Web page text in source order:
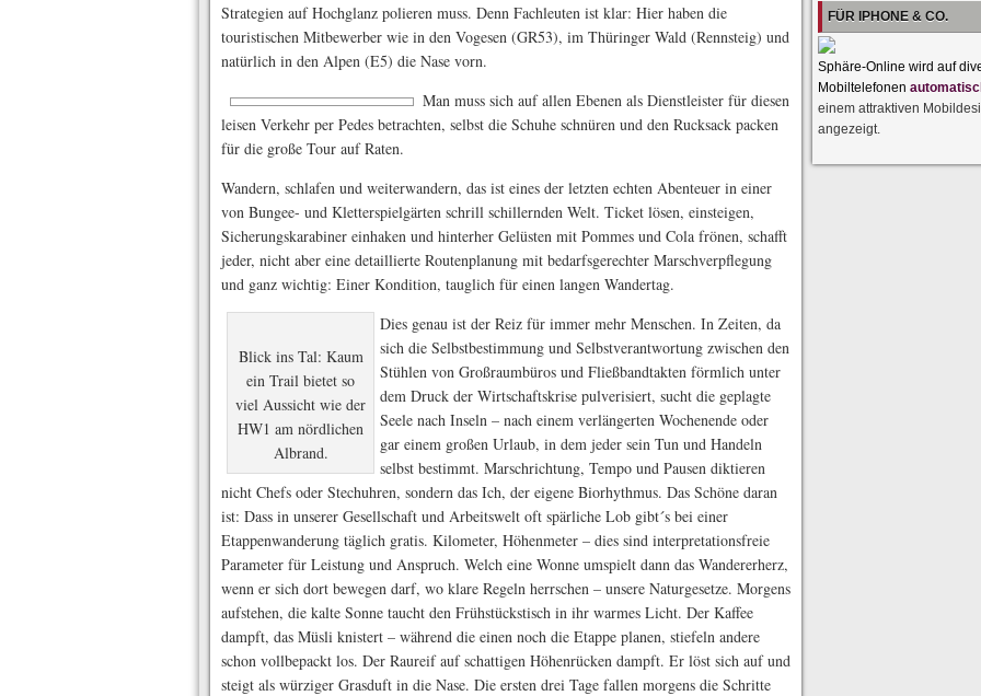
Strategien auf Hochglanz polieren muss. Denn Fachleuten ist klar: Hier haben die
touristischen Mitbewerber wie in den Vogesen (GR53), im Thüringer Wald (Rennsteig) und
natürlich in den Alpen (E5) die Nase vorn.
Man muss sich auf allen Ebenen als Dienstleister für diesen
leisen Verkehr per Pedes betrachten, selbst die Schuhe schnüren und den Rucksack packen
für die große Tour auf Raten.
Wandern, schlafen und weiterwandern, das ist eines der letzten echten Abenteuer in einer
von Bungee- und Kletterspielgärten schrill schillernden Welt. Ticket lösen, einsteigen,
Sicherungskarabiner einhaken und hinterher Gelüsten mit Pommes und Cola frönen, schafft
jeder, nicht aber eine detaillierte Routenplanung mit bedarfsgerechter Marschverpflegung
und ganz wichtig: Einer Kondition, tauglich für einen langen Wandertag.
Blick ins Tal: Kaum
ein Trail bietet so
viel Aussicht wie der
HW1 am nördlichen
Albrand.
Dies genau ist der Reiz für immer mehr Menschen. In Zeiten, da
sich die Selbstbestimmung und Selbstverantwortung zwischen den
Stühlen von Großraumbüros und Fließbandtakten förmlich unter
dem Druck der Wirtschaftskrise pulverisiert, sucht die geplagte
Seele nach Inseln – nach einem verlängerten Wochenende oder
gar einem großen Urlaub, in dem jeder sein Tun und Handeln
selbst bestimmt. Marschrichtung, Tempo und Pausen diktieren
nicht Chefs oder Stechuhren, sondern das Ich, der eigene Biorhythmus. Das Schöne daran
ist: Dass in unserer Gesellschaft und Arbeitswelt oft spärliche Lob gibt´s bei einer
Etappenwanderung täglich gratis. Kilometer, Höhenmeter – dies sind interpretationsfreie
Parameter für Leistung und Anspruch. Welch eine Wonne umspielt dann das Wandererherz,
wenn er sich dort bewegen darf, wo klare Regeln herrschen – unsere Naturgesetze. Morgens
aufstehen, die kalte Sonne taucht den Frühstückstisch in ihr warmes Licht. Der Kaffee
dampft, das Müsli knistert – während die einen noch die Etappe planen, stiefeln andere
schon vollbepackt los. Der Raureif auf schattigen Höhenrücken dampft. Er löst sich auf und
steigt als würziger Grasduft in die Nase. Die ersten drei Tage fallen morgens die Schritte
FÜR IPHONE & CO.
Sphäre-Online wird auf
Mobiltelefonen
einem attraktiven
angezeigt.